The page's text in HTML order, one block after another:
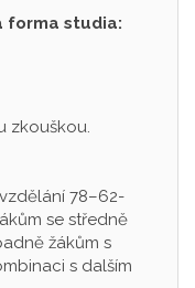
forma studia:
zkouškou.
78–62-
se středně
žákům s
s dalším